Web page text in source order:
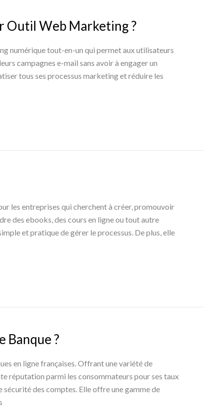
Outil Web Marketing ?
numérique tout-en-un qui permet aux utilisateurs
campagnes e-mail sans avoir à engager un
tous ses processus marketing et réduire les
les entreprises qui cherchent à créer, promouvoir
des ebooks, des cours en ligne ou tout autre
et pratique de gérer le processus. De plus, elle
Banque ?
en ligne françaises. Offrant une variété de
réputation parmi les consommateurs pour ses taux
des comptes. Elle offre une gamme de